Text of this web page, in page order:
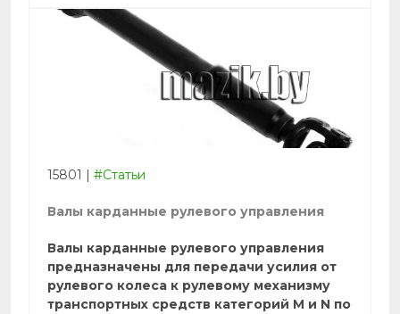
15801 | #Статьи
Валы карданные рулевого управления
Валы карданные рулевого управления
предназначены для передачи усилия от
рулевого колеса к рулевому механизму
транспортных средств категорий M и N по